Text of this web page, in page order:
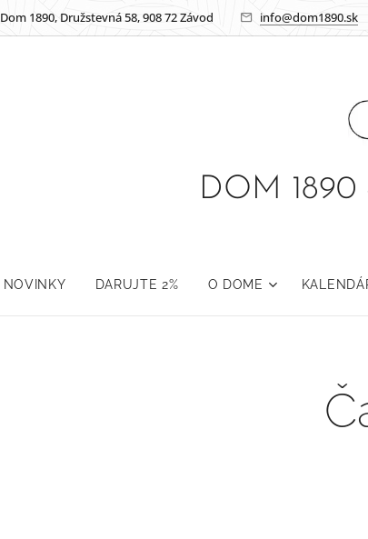
Dom 1890, Družstevná 58, 908 72 Závod info@dom1890.sk
DOM 1890
NOVINKY DARUJTE 2% O DOME